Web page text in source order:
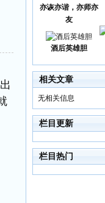
亦诙亦谐，亦师亦
友
酒后英雄胆
相关文章
无相关信息
栏目更新
栏目热门